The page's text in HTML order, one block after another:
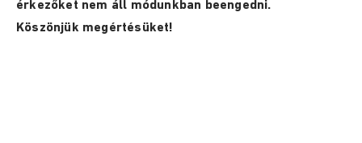
érkezőket nem áll módunkban beengedni.
Köszönjük megértésüket!